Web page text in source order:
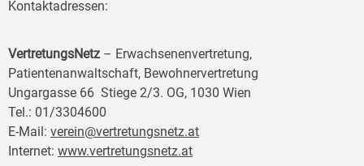
Kontaktadressen:
VertretungsNetz – Erwachsenenvertretung,
Patientenanwaltschaft, Bewohnervertretung
Ungargasse 66 Stiege 2/3. OG, 1030 Wien
Tel.: 01/3304600
E-Mail: verein@vertretungsnetz.at
Internet: www.vertretungsnetz.at